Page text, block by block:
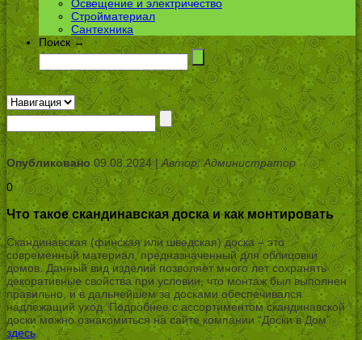
Освещение и электричество
Стройматериал
Сантехника
Поиск →
Опубликовано09.08.2024 |Автор: Администратор
0
Что такое скандинавская доска и как монтировать
Скандинавская (финская или шведская) доска – это
современный материал, предназначенный для облицовки
домов. Данный вид изделий позволяет много лет сохранять
декоративные свойства при условии, что монтаж был выполнен
правильно, и в дальнейшем за досками обеспечивался
надлежащий уход. Подробнее с ассортиментом скандинавской
доски можно ознакомиться на сайте компании “Доски в Дом”
здесь